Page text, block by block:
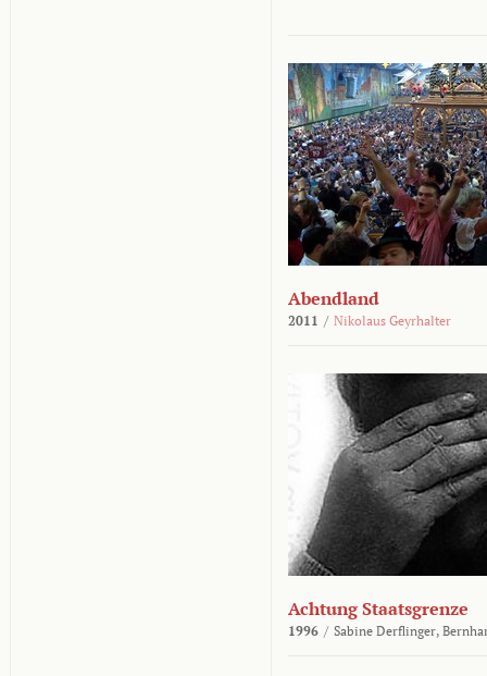
Abendland
2011 / Nikolaus Geyrhalter
Achtung Staatsgrenze
1996 / Sabine Derflinger,